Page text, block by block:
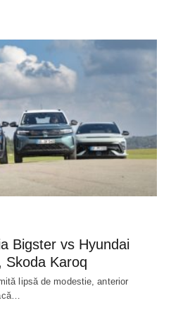
Bigster vs Hyundai
Skoda Karoq
lipsă de modestie, anterior